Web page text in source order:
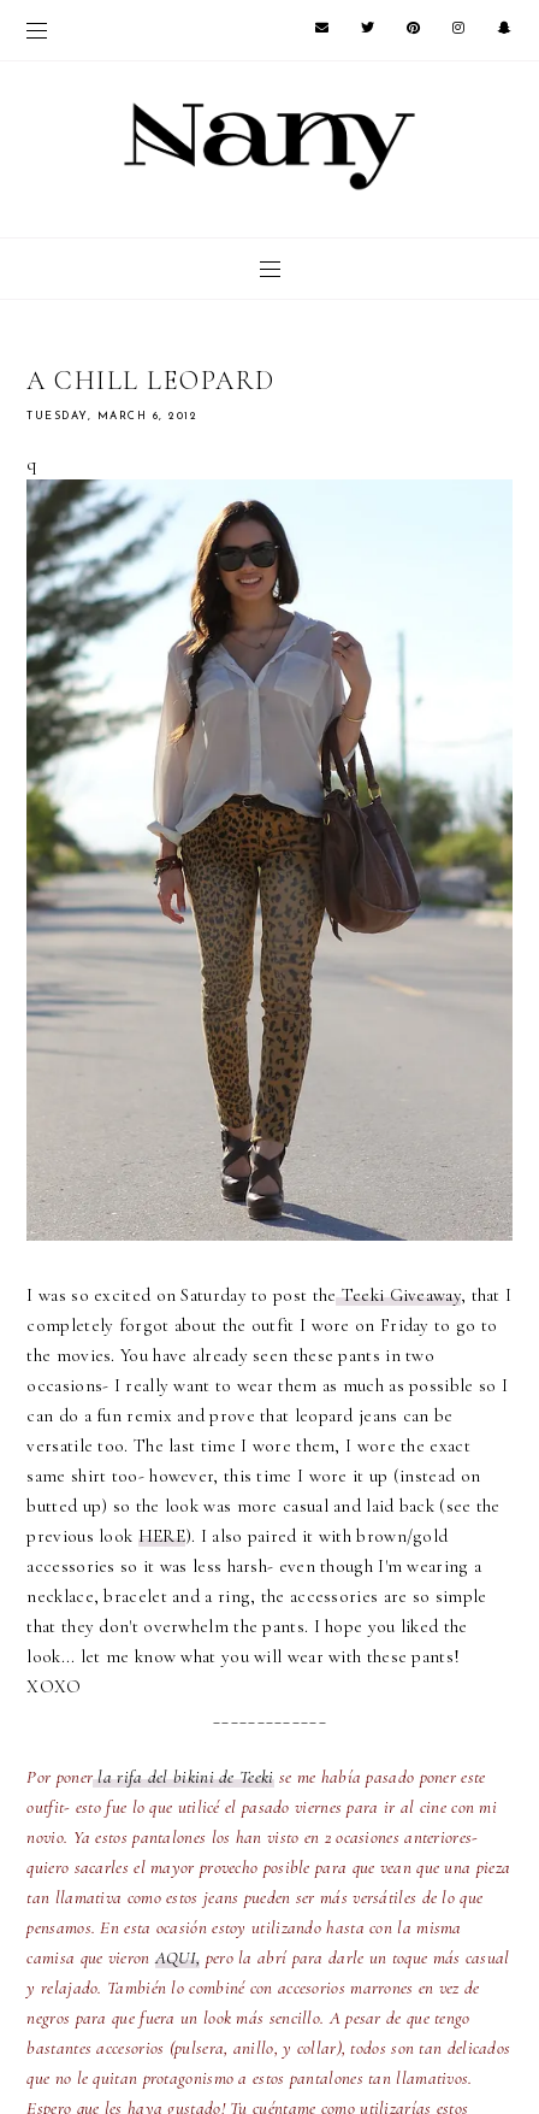
A CHILL LEOPARD
TUESDAY, MARCH 6, 2012
q
I was so excited on Saturday to post theTeeki Giveaway, that I
completely forgot about the outfit I wore on Friday to go to
the movies. You have already seen these pants in two
occasions- I really want to wear them as much as possible so I
can do a fun remix and prove that leopard jeans can be
versatile too. The last time I wore them, I wore the exact
same shirt too- however, this time I wore it up (instead on
butted up) so the look was more casual and laid back (see the
previous look HERE). I also paired it with brown/gold
accessories so it was less harsh- even though I'm wearing a
necklace, bracelet and a ring, the accessories are so simple
that they don't overwhelm the pants. I hope you liked the
look... let me know what you will wear with these pants!
XOXO
Por ponerla rifa del bikini de Teekise me había pasado poner este
outfit- esto fue lo que utilicé el pasado viernes para ir al cine con mi
novio. Ya estos pantalones los han visto en 2 ocasiones anteriores-
quiero sacarles el mayor provecho posible para que vean que una pieza
tan llamativa como estos jeans pueden ser más versátiles de lo que
pensamos. En esta ocasión estoy utilizando hasta con la misma
camisa que vieron AQUI, pero la abrí para darle un toque más casual
y relajado. También lo combiné con accesorios marrones en vez de
negros para que fuera un look más sencillo. A pesar de que tengo
bastantes accesorios (pulsera, anillo, y collar), todos son tan delicados
que no le quitan protagonismo a estos pantalones tan llamativos.
Espero que les haya gustado! Tu cuéntame como utilizarías estos